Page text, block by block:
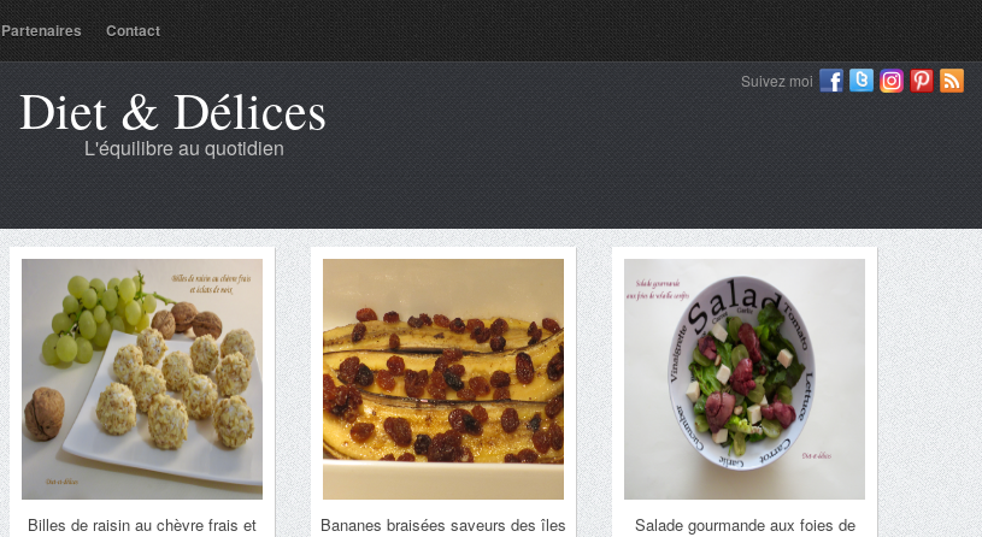
Partenaires Contact
Suivez moi
Diet & Délices
L'équilibre au quotidien
Billes de raisin au chèvre frais et
Bananes braisées saveurs des îles
Salade gourmande aux foies de